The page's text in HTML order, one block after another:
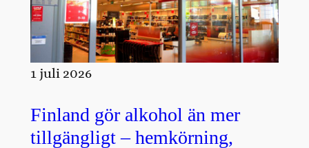
1 juli 2026
Finland gör alkohol än mer
tillgängligt – hemkörning,